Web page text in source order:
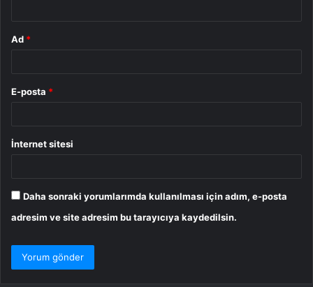
Ad *
E-posta *
İnternet sitesi
Daha sonraki yorumlarımda kullanılması için adım, e-posta
adresim ve site adresim bu tarayıcıya kaydedilsin.